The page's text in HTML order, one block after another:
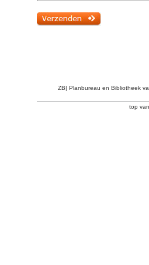
ZB| Planbureau en Bibliotheek
top